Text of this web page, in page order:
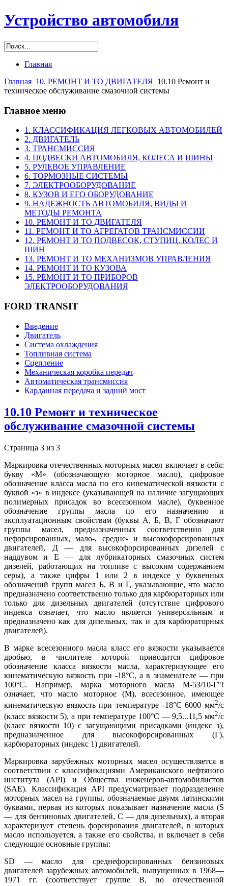
Устройство автомобиля
Главная
Главная 10. РЕМОНТ И ТО ДВИГАТЕЛЯ 10.10 Ремонт и
техническое обслуживание смазочной системы
Главное меню
1. КЛАССИФИКАЦИЯ ЛЕГКОВЫХ АВТОМОБИЛЕЙ
2. ДВИГАТЕЛЬ
3. ТРАНСМИССИЯ
4. ПОДВЕСКИ АВТОМОБИЛЯ, КОЛЕСА И ШИНЫ
5. РУЛЕВОЕ УПРАВЛЕНИЕ
6. ТОРМОЗНЫЕ СИСТЕМЫ
7. ЭЛЕКТРООБОРУДОВАНИЕ
8. КУЗОВ И ЕГО ОБОРУДОВАНИЕ
9. НАДЕЖНОСТЬ АВТОМОБИЛЯ, ВИДЫ И
МЕТОДЫ РЕМОНТА
10. РЕМОНТ И ТО ДВИГАТЕЛЯ
11. РЕМОНТ И ТО АГРЕГАТОВ ТРАНСМИССИИ
12. РЕМОНТ И ТО ПОДВЕСОК, СТУПИЦ, КОЛЕС И
ШИН
13. РЕМОНТ И ТО МЕХАНИЗМОВ УПРАВЛЕНИЯ
14. РЕМОНТ И ТО КУЗОВА
15. РЕМОНТ И ТО ПРИБОРОВ
ЭЛЕКТРООБОРУДОВАНИЯ
FORD TRANSIT
Введение
Двигатель
Система охлаждения
Топливная система
Сцепление
Механическая коробка передач
Автоматическая трансмиссия
Карданная передача и задний мост
10.10 Ремонт и техническое
обслуживание смазочной системы
Страница 3 из 3
Маркировка отечественных моторных масел включает в себя:
букву «М» (обозначающую моторное масло), цифровое
обозначение класса масла по его кинематической вязкости с
буквой «з» в индексе (указывающей на наличие загущающих
полимерных присадок во всесезонном масле), буквенное
обозначение группы масла по его назначению и
эксплуатационным свойствам (буквы А, Б, В, Г обозначают
группы масел, предназначенных соответственно для
нефорсированных, мало-, средне- и высокофорсированных
двигателей, Д — для высокофорсированных дизелей с
наддувом и Е — для лубрикаторных смазочных систем
дизелей, работающих на топливе с высоким содержанием
серы), а также цифры 1 или 2 в индексе у буквенных
обозначений групп масел Б, В и Г, указывающие, что масло
предназначено соответственно только для карбюраторных или
только для дизельных двигателей (отсутствие цифрового
индекса означает, что масло является универсальным и
предназначено как для дизельных, так и для карбюраторных
двигателей).
В марке всесезонного масла класс его вязкости указывается
дробью, в числителе которой приводится цифровое
обозначение класса вязкости масла, характеризующее его
кинематическую вязкость при -18°С, а в знаменателе — при
100°С. Например, марка моторного масла М-53/10-Г"!
означает, что масло моторное (М), всесезонное, имеющее
кинематическую вязкость при температуре -18°С 6000 мм2/с
(класс вязкости 5), а при температуре 100°С — 9,5...11,5 мм2/с
(класс вязкости 10) с загущающими присадками (индекс з),
предназначенное для высокофорсированных (Г),
карбюраторных (индекс 1) двигателей.
Маркировка зарубежных моторных масел осуществляется в
соответствии с классификациями Американского нефтяного
института (API) и Общества инженеров-автомобилистов
(SAE). Классификация API предусматривает подразделение
моторных масел на группы, обозначаемые двумя латинскими
буквами, первая из которых показывает назначение масла (S
— для бензиновых двигателей, С — для дизельных), а вторая
характеризует степень форсирования двигателей, в которых
масло используется, а также его свойства, и включает в себя
следующие основные группы:
SD — масло для среднефорсированных бензиновых
двигателей зарубежных автомобилей, выпущенных в 1968—
1971 гг. (соответствует группе В, по отечественной